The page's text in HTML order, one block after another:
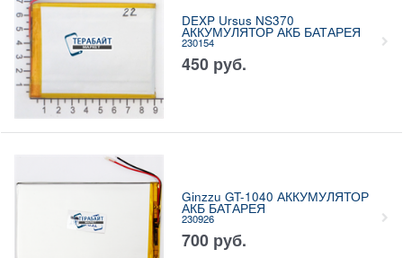
DEXP Ursus NS370
АККУМУЛЯТОР АКБ БАТАРЕЯ
230154
450 руб.
Ginzzu GT-1040 АККУМУЛЯТОР
АКБ БАТАРЕЯ
230926
700 руб.